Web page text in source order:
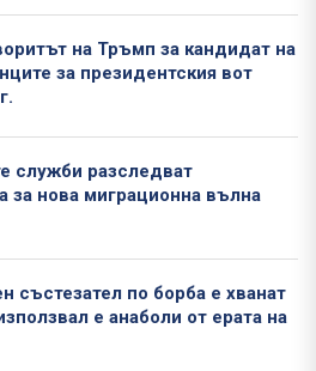
на Тръмп за кандидат на
за президентския вот
служби разследват
за нова миграционна вълна
състезател по борба е хванат
е анаболи от ерата на